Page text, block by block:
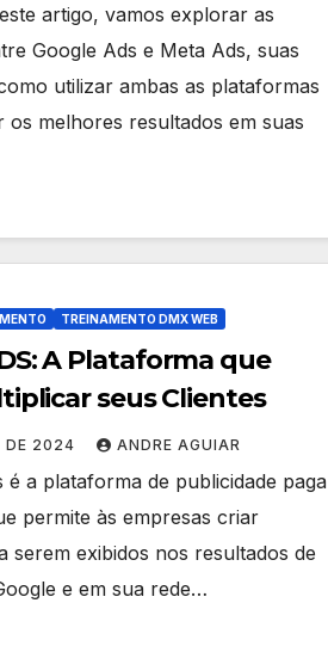
artigo, vamos explorar as
Google Ads e Meta Ads, suas
utilizar ambas as plataformas
os melhores resultados em suas
TREINAMENTO DMX WEB
A Plataforma que
seus Clientes
DE 2024 ANDRE AGUIAR
é a plataforma de publicidade paga
permite às empresas criar
serem exibidos nos resultados de
e em sua rede…